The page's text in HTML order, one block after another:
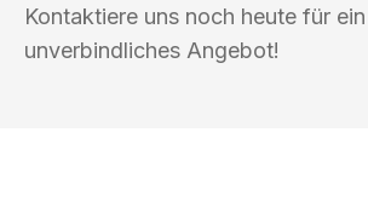
Kontaktiere uns noch heute für ein
unverbindliches Angebot!